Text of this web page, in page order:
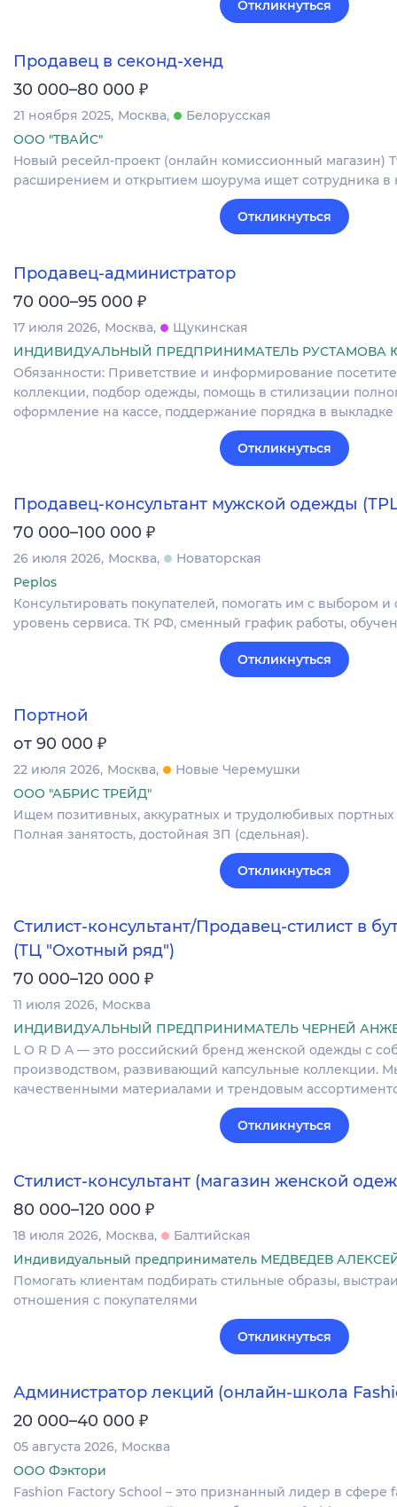
Откликнуться
Продавец в секонд-хенд
30 000–80 000 ₽
21 ноября 2025 Москва
Белорусская
ООО "ТВАЙС"
Новый ресейл-проект (онлайн комиссионный магазин)
расширением и открытием шоурума ищет сотрудника в
Откликнуться
Продавец-администратор
70 000–95 000 ₽
17 июля 2026 Москва
Щукинская
ИНДИВИДУАЛЬНЫЙ ПРЕДПРИНИМАТЕЛЬ РУСТАМОВА
Обязанности: Приветствие и информирование
коллекции, подбор одежды, помощь в стилизации
оформление на кассе, поддержание порядка в
Откликнуться
Продавец-консультант мужской одежды
70 000–100 000 ₽
26 июля 2026 Москва
Новаторская
Peplos
Консультировать покупателей, помогать им с выбором
уровень сервиса. ТК РФ, сменный график работы,
Откликнуться
Портной
от 90 000 ₽
22 июля 2026 Москва
Новые Черемушки
ООО "АБРИС ТРЕЙД"
Ищем позитивных, аккуратных и трудолюбивых
Полная занятость, достойная ЗП (сдельная).
Откликнуться
Стилист-консультант/Продавец-стилист в
(ТЦ "Охотный ряд")
70 000–120 000 ₽
11 июля 2026 Москва
ИНДИВИДУАЛЬНЫЙ ПРЕДПРИНИМАТЕЛЬ ЧЕРНЕЙ
L O R D A — это​​ российский бренд женской одежды с
производством, развивающий капсульные коллекции.
качественными материалами и трендовым
Откликнуться
Стилист-консультант (магазин женской
80 000–120 000 ₽
18 июля 2026 Москва
Балтийская
Индивидуальный предприниматель МЕДВЕДЕВ
Помогать клиентам подбирать стильные образы,
отношения с покупателями
Откликнуться
Администратор лекций (онлайн-школа
20 000–40 000 ₽
05 августа 2026 Москва
ООО Фэктори
Fashion Factory School – это признанный лидер в сфере